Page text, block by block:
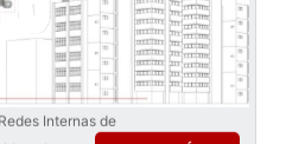
Internas de